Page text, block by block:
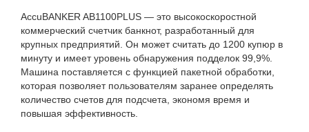
AccuBANKER AB1100PLUS — это высокоскоростной
коммерческий счетчик банкнот, разработанный для
крупных предприятий. Он может считать до 1200 купюр в
минуту и ​​имеет уровень обнаружения подделок 99,9%.
Машина поставляется с функцией пакетной обработки,
которая позволяет пользователям заранее определять
количество счетов для подсчета, экономя время и
повышая эффективность.